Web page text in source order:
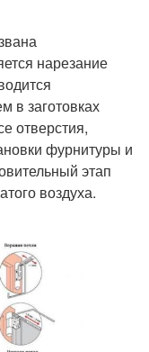
нарезание
в заготовках
отверстия,
фурнитуры и
этап
воздуха.